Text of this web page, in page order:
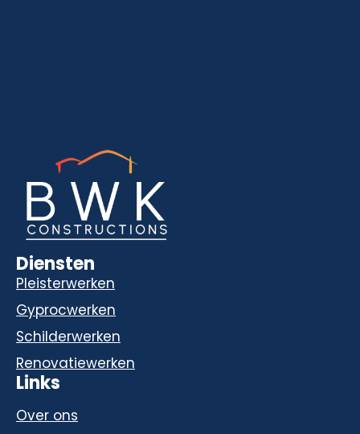
Diensten
Pleisterwerken
Gyprocwerken
Schilderwerken
Renovatiewerken
Links
Over ons